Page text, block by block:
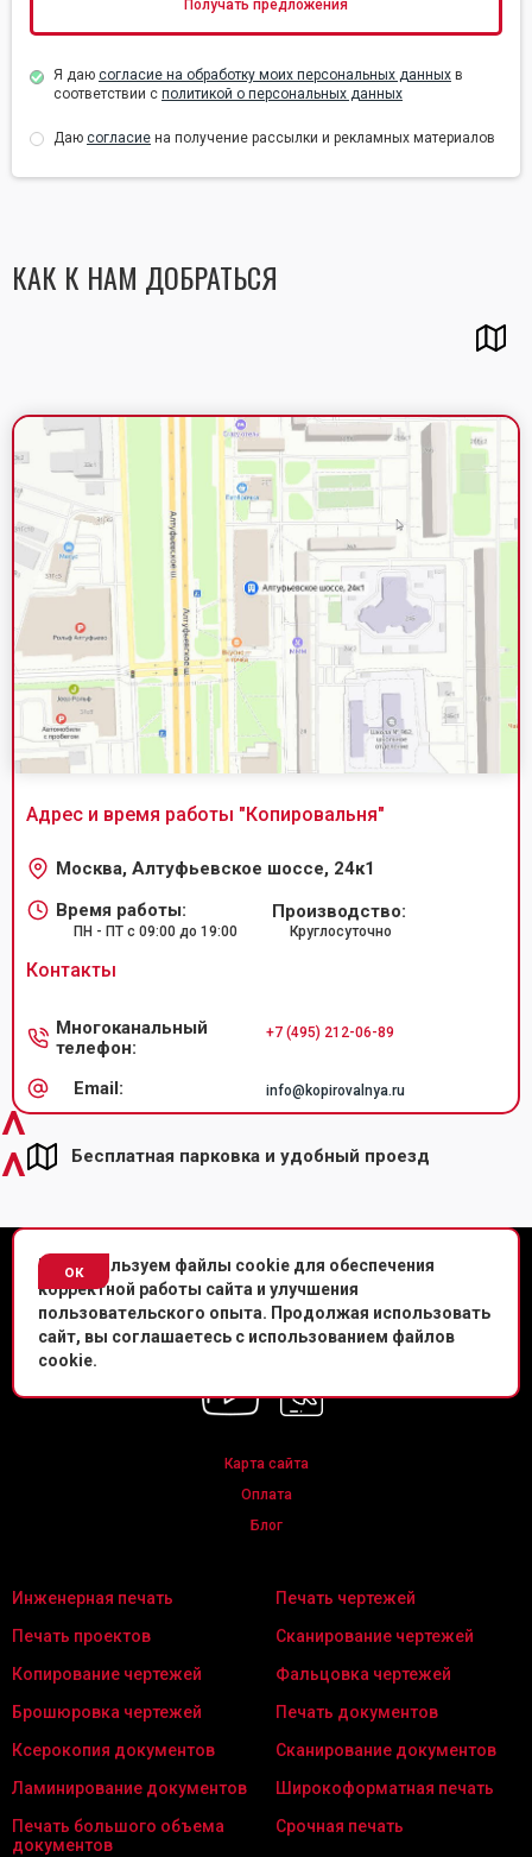
Я даю согласие на обработку моих персональных данных в
соответствии с политикой о персональных данных
Даю согласие на получение рассылки и рекламных материалов
КАК К НАМ ДОБРАТЬСЯ
Адрес и время работы "Копировальня"
Москва, Алтуфьевское шоссе, 24к1
Время работы:
ПН - ПТ с 09:00 до 19:00
Производство:
Круглосуточно
Контакты
Многоканальный
телефон:
+7 (495) 212-06-89
Email: info@kopirovalnya.ru
Бесплатная парковка и удобный проезд
ок
Мы используем файлы cookie для обеспечения
корректной работы сайта и улучшения
пользовательского опыта. Продолжая использовать
сайт, вы соглашаетесь с использованием файлов
cookie.
^
^
© Копировальный центр «Копировальня» 2013-
Политика конфиденциальности
Мы в соц. сетях
Карта сайта
Оплата
Блог
Инженерная печать
Печать чертежей
Печать проектов
Сканирование чертежей
Копирование чертежей
Фальцовка чертежей
Брошюровка чертежей
Печать документов
Ксерокопия документов
Сканирование документов
Ламинирование документов
Широкоформатная печать
Печать большого объема
документов
Срочная печать